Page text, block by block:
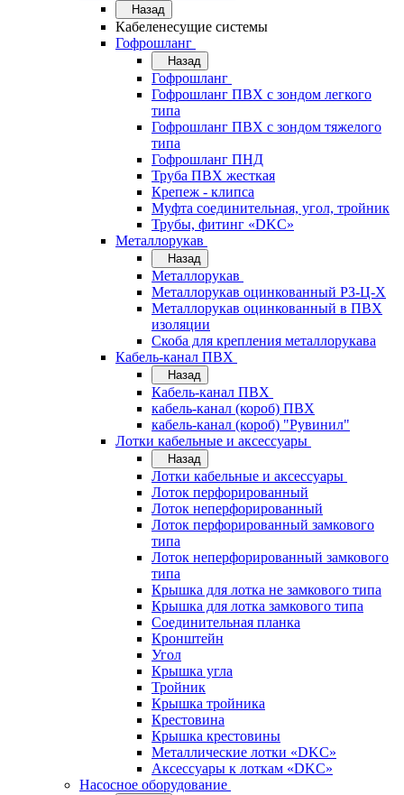
Назад
Кабеленесущие системы
Гофрошланг
Назад
Гофрошланг
Гофрошланг ПВХ с зондом легкого
типа
Гофрошланг ПВХ с зондом тяжелого
типа
Гофрошланг ПНД
Труба ПВХ жесткая
Крепеж - клипса
Муфта соединительная, угол, тройник
Трубы, фитинг «DKC»
Металлорукав
Назад
Металлорукав
Металлорукав оцинкованный РЗ-Ц-Х
Металлорукав оцинкованный в ПВХ
изоляции
Скоба для крепления металлорукава
Кабель-канал ПВХ
Назад
Кабель-канал ПВХ
кабель-канал (короб) ПВХ
кабель-канал (короб) "Рувинил"
Лотки кабельные и аксессуары
Назад
Лотки кабельные и аксессуары
Лоток перфорированный
Лоток неперфорированный
Лоток перфорированный замкового
типа
Лоток неперфорированный замкового
типа
Крышка для лотка не замкового типа
Крышка для лотка замкового типа
Соединительная планка
Кронштейн
Угол
Крышка угла
Тройник
Крышка тройника
Крестовина
Крышка крестовины
Металлические лотки «DKC»
Аксессуары к лоткам «DKC»
Насосное оборудование